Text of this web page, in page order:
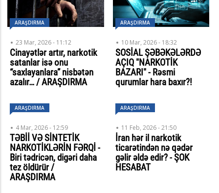
ARAŞDIRMA
23 Mar, 2026 - 11:12
Cinayətlər artır, narkotik
satanlar isə onu
“saxlayanlara” nisbətən
azalır… / ARAŞDIRMA
ARAŞDIRMA
10 Mar, 2026 - 18:32
SOSİAL ŞƏBƏKƏLƏRDƏ
AÇIQ "NARKOTİK
BAZARI" - Rəsmi
qurumlar hara baxır?!
ARAŞDIRMA
4 Mar, 2026 - 12:59
TƏBİİ VƏ SİNTETİK
NARKOTİKLƏRİN FƏRQİ -
Biri tədricən, digəri daha
tez öldürür /
ARAŞDIRMA
ARAŞDIRMA
11 Feb, 2026 - 21:50
İran hər il narkotik
ticarətindən nə qədər
gəlir əldə edir? - ŞOK
HESABAT